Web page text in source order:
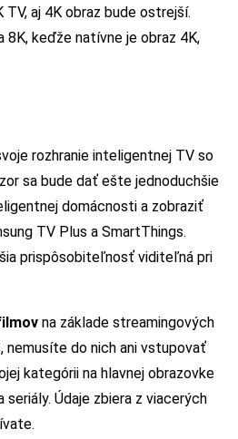
aj 4K obraz bude ostrejší.
8K, keďže natívne je obraz 4K,
rozhranie inteligentnej TV so
sa bude dať ešte jednoduchšie
domácnosti a zobraziť
TV Plus a SmartThings.
prispôsobiteľnosť viditeľná pri
na základe streamingových
nemusíte do nich ani vstupovať
kategórii na hlavnej obrazovke
seriály. Údaje zbiera z viacerých